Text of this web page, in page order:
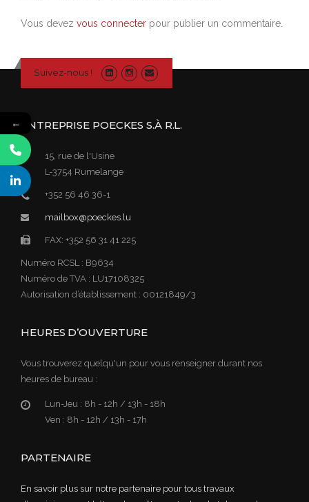
Vous devez vous connecter pour publier un commentaire.
Suivez-nous !
ENTREPRISE POECKES S.À R.L.
15, rue de l'Usine
L-3754 Rumelange
+352 56 46 36-1
mailbox@poeckes.lu
FAX: +352 56 31 41 225
Numéro RCSL : B9634
Numéro de TVA : LU17108325
Autorisation d’établissement : 00121849/3
HEURES D’OUVERTURE
Vous trouverez quelqu'un pour vous renseigner durant nos
heures de bureau :
Lun-Jeu : 8h - 12h / 13h - 18h
Ven : 8h - 12h / 13h - 17h
PARTENAIRE
En savoir plus sur notre partenaire pour tous travaux
←